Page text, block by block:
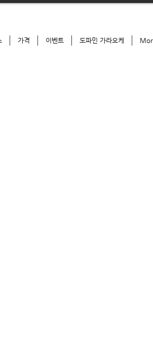
가격 이벤트 도파민 가라오케